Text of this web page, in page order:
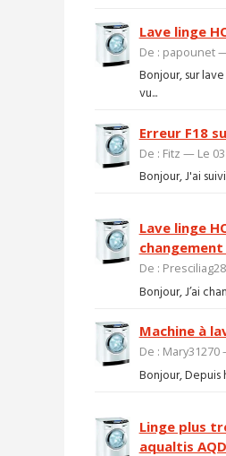
Lave linge
De : papounet
Bonjour, sur
vu...
Erreur F18
De : Fitz — Le
Bonjour, J'ai
Lave linge
De :
Bonjour, J’ai
Machine à
De :
Bonjour, Depuis
Linge plus
aqualtis